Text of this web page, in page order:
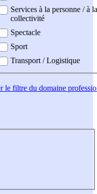
Services à la personne / à la
collectivité
Spectacle
Sport
Transport / Logistique
le filtre du domaine